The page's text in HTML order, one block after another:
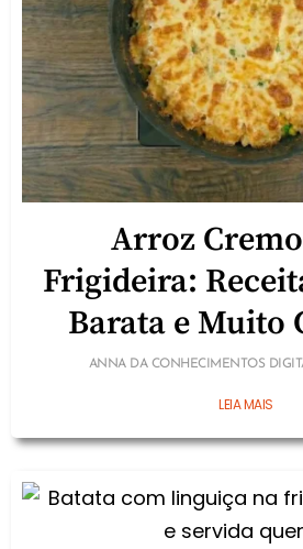
Arroz
Frigideira:
Barata e Muito
ANNA DA CONHECIMENTOS
LEIA MAIS